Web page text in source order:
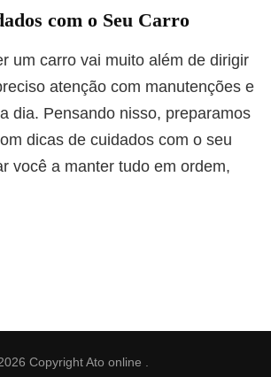
com o Seu Carro
um carro vai muito além de dirigir
atenção com manutenções e
dia. Pensando nisso, preparamos
dicas de cuidados com o seu
você a manter tudo em ordem,
CopyrightAto online .